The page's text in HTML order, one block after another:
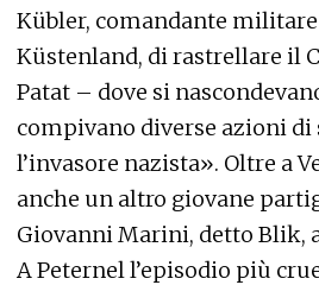
Kübler, comandante militare
Küstenland, di rastrellare il
Patat – dove si
compivano diverse azioni di
l’invasore nazista». Oltre a
anche un altro giovane
Giovanni Marini, detto Blik,
A Peternel l’episodio più